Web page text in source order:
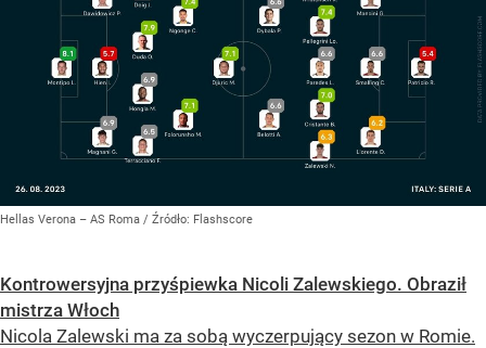
Hellas Verona – AS Roma / Źródło: Flashscore
Kontrowersyjna przyśpiewka Nicoli Zalewskiego. Obraził
mistrza Włoch
Nicola Zalewski ma za sobą wyczerpujący sezon w Romie.